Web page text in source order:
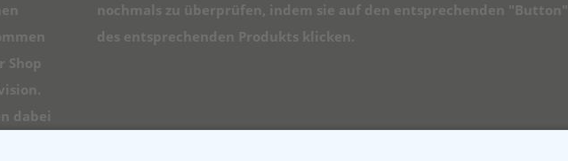
Shop
dabei
nochmals zu überprüfen, indem sie auf den entsprechenden "Button"
des entsprechenden Produkts klicken.